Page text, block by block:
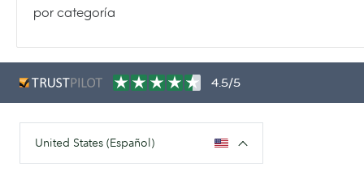
por categoría
4.5/5
United States (Español)